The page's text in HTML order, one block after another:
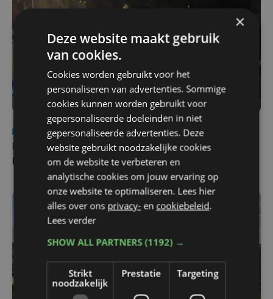
Nieuws
di 4 augustus | 09:32
Man en vrouw dood aangetroffen in woning in Sint-
Pieters Brugge
×
Deze website maakt gebruik
van cookies.
Cookies worden gebruikt voor het
personaliseren van advertenties. Sommige
cookies kunnen worden gebruikt voor
gepersonaliseerde doeleinden in niet
gepersonaliseerde advertenties. Deze
website gebruikt noodzakelijke cookies
om de website te verbeteren en
analytische cookies om jouw ervaring op
onze website te optimaliseren. Lees hier
alles over ons privacy- en cookiebeleid.
Lees verder
SHOW ALL PARTNERS(1192) →
Strikt
noodzakelijk
Prestatie Targeting